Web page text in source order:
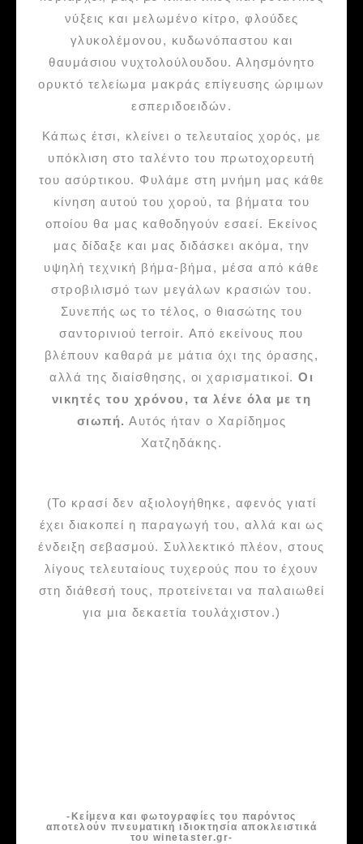
νύξεις και μελωμένο κίτρο, φλούδες
γλυκολέμονου, κυδωνόπαστου και
θαυμάσιου νυχτολούλουδου. Αλησμόνητο
ορυκτό τελείωμα μακράς επίγευσης ώριμων
εσπεριδοειδών.
Kάπως έτσι, κλείνει ο τελευταίος χορός, με
υπόκλιση στο ταλέντο του πρωτοχορευτή
του ασύρτικου. Φυλάμε στη μνήμη μας κάθε
κίνηση αυτού του χορού, τα βήματα του
οποίου θα μας καθοδηγούν εσαεί. Εκείνος
μας δίδαξε και μας διδάσκει ακόμα, την
υψηλή τεχνική βήμα-βήμα, μέσα από κάθε
στροβιλισμό των μεγάλων κρασιών του.
Συνεπής ως το τέλος, ο θιασώτης του
σαντορινιού terroir. Από εκείνους που
βλέπουν καθαρά με μάτια όχι της όρασης,
αλλά της διαίσθησης, οι χαρισματικοί. Οι
νικητές του χρόνου, τα λένε όλα με τη
σιωπή. Αυτός ήταν ο Χαρίδημος
Χατζηδάκης.
(Το κρασί δεν αξιολογήθηκε, αφενός γιατί
έχει διακοπεί η παραγωγή του, αλλά και ως
ένδειξη σεβασμού. Συλλεκτικό πλέον, στους
λίγους τελευταίους τυχερούς που το έχουν
στη διάθεσή τους, προτείνεται να παλαιωθεί
για μια δεκαετία τουλάχιστον.)
-Κείμενα και φωτογραφίες του παρόντος
αποτελούν πνευματική ιδιοκτησία αποκλειστικά
του winetaster.gr-